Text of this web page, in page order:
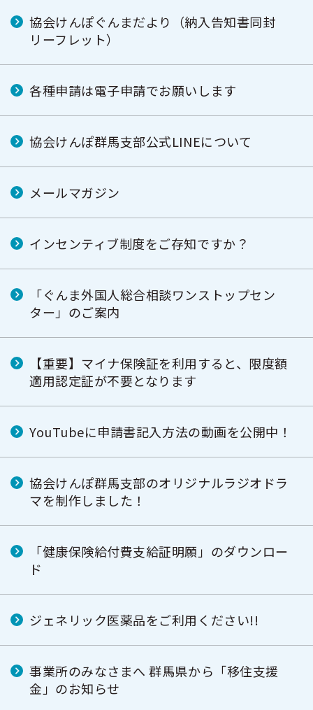
協会けんぽぐんまだより（納入告知書同封
リーフレット）
各種申請は電子申請でお願いします
協会けんぽ群馬支部公式LINEについて
メールマガジン
インセンティブ制度をご存知ですか？
「ぐんま外国人総合相談ワンストップセン
ター」のご案内
【重要】マイナ保険証を利用すると、限度額
適用認定証が不要となります
YouTubeに申請書記入方法の動画を公開中！
協会けんぽ群馬支部のオリジナルラジオドラ
マを制作しました！
「健康保険給付費支給証明願」のダウンロー
ド
ジェネリック医薬品をご利用ください!!
事業所のみなさまへ 群馬県から「移住支援
金」のお知らせ